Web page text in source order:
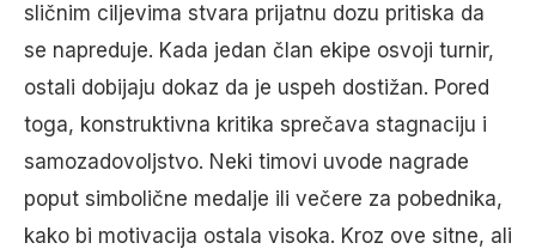
sličnim ciljevima stvara prijatnu dozu pritiska da
se napreduje. Kada jedan član ekipe osvoji turnir,
ostali dobijaju dokaz da je uspeh dostižan. Pored
toga, konstruktivna kritika sprečava stagnaciju i
samozadovoljstvo. Neki timovi uvode nagrade
poput simbolične medalje ili večere za pobednika,
kako bi motivacija ostala visoka. Kroz ove sitne, ali